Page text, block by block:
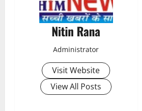
Nitin Rana
Administrator
Visit Website
View All Posts